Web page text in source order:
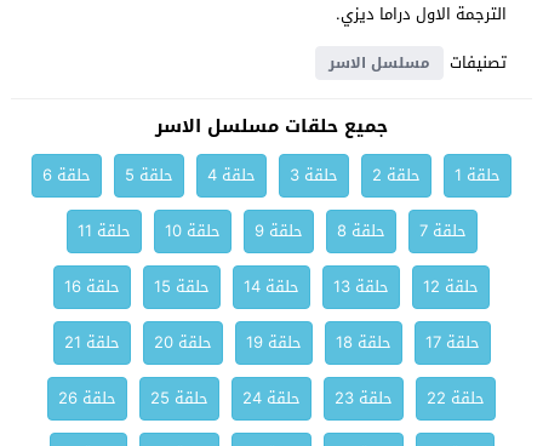
الترجمة الاول دراما ديزي.
تصنيفات
مسلسل الاسر
جميع حلقات مسلسل الاسر
حلقة 1 حلقة 2 حلقة 3 حلقة 4 حلقة 5
حلقة 6
حلقة 7
حلقة 8 حلقة 9 حلقة 10
حلقة 11
حلقة 12
حلقة 13 حلقة 14 حلقة 15
حلقة 16
حلقة 17
حلقة 18 حلقة 19 حلقة 20
حلقة 21
حلقة 22
حلقة 23 حلقة 24 حلقة 25
حلقة 26